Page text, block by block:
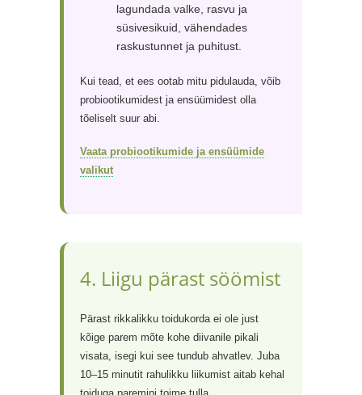
lagundada valke, rasvu ja
süsivesikuid, vähendades
raskustunnet ja puhitust.
Kui tead, et ees ootab mitu pidulauda, võib
probiootikumidest ja ensüümidest olla
tõeliselt suur abi.
Vaata probiootikumide ja ensüümide
valikut
4. Liigu pärast söömist
Pärast rikkalikku toidukorda ei ole just
kõige parem mõte kohe diivanile pikali
visata, isegi kui see tundub ahvatlev. Juba
10–15 minutit rahulikku liikumist aitab kehal